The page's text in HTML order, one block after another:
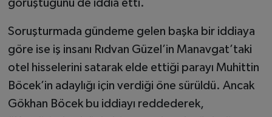
görüştüğünü de iddia etti.
Soruşturmada gündeme gelen başka bir iddiaya
göre ise iş insanı Rıdvan Güzel’in Manavgat’taki
otel hisselerini satarak elde ettiği parayı Muhittin
Böcek’in adaylığı için verdiği öne sürüldü. Ancak
Gökhan Böcek bu iddiayı reddederek,